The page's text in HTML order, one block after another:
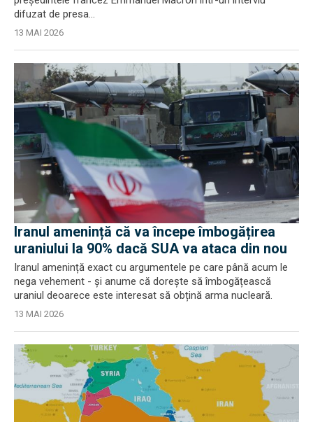
difuzat de presa...
13 MAI 2026
Iranul amenință că va începe îmbogățirea
uraniului la 90% dacă SUA va ataca din nou
Iranul amenință exact cu argumentele pe care până acum le
nega vehement - și anume că dorește să îmbogățească
uraniul deoarece este interesat să obțină arma nucleară.
13 MAI 2026